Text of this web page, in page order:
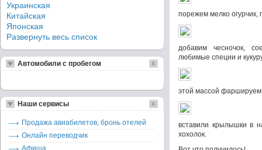
порежем мелко огурчик,
добавим чесночок,
любимые специи и
этой массой фаршируем
вставили крылышки в
хохолок.
Украинская
Китайская
Японская
Развернуть весь список
Автомобили с пробегом
Наши сервисы
Продажа авиабилетов, бронь отелей
Онлайн переводчик
Афиша